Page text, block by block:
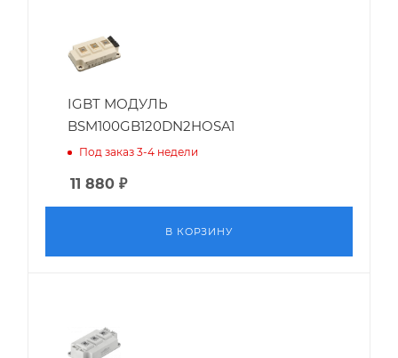
IGBT МОДУЛЬ
BSM100GB120DN2HOSA1
Под заказ 3-4 недели
11 880 ₽
В КОРЗИНУ